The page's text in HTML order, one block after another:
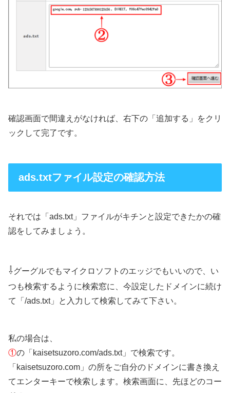
確認画面で間違えがなければ、右下の「追加する」をクリ
ックして完了です。
ads.txtファイル設定の確認方法
それでは「ads.txt」ファイルがキチンと設定できたかの確
認をしてみましょう。
⇩グーグルでもマイクロソフトのエッジでもいいので、い
つも検索するように検索窓に、今設定したドメインに続け
て「/ads.txt」と入力して検索してみて下さい。
私の場合は、
①の「kaisetsuzoro.com/ads.txt」で検索です。
「kaisetsuzoro.com」の所をご自分のドメインに書き換え
てエンターキーで検索します。検索画面に、先ほどのコー